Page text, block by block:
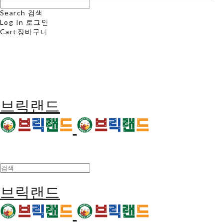
Search 검색
Log In 로그인
Cart 장바구니
브릭랜드
브릭랜드